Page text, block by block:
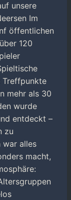
unsere
Im
öffentlichen
120
Treffpunkte
mehr als 30
wurde
entdeckt –
zu
war alles
macht,